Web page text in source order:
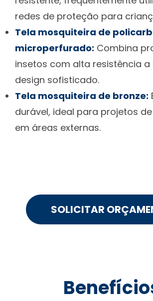
redes de proteção para
Tela mosquiteira de
microperfurado: Combina
insetos com alta resistência
design sofisticado.
Tela mosquiteira de bronze:
durável, ideal para projetos
em áreas externas.
SOLICITAR